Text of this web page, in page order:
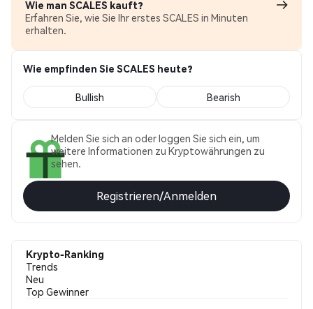
Wie man SCALES kauft?
Erfahren Sie, wie Sie Ihr erstes SCALES in Minuten
erhalten.
Wie empfinden Sie SCALES heute?
Bullish Bearish
Melden Sie sich an oder loggen Sie sich ein, um
weitere Informationen zu Kryptowährungen zu
sehen.
Registrieren/Anmelden
Krypto-Ranking
Trends
Neu
Top Gewinner